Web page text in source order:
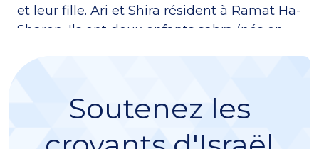
et leur fille. Ari et Shira résident à Ramat Ha-
Sharon. Ils ont deux enfants sabra (nés en
Soutenez les